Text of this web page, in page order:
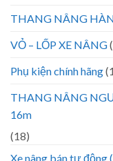
THANG NÂNG
VỎ – LỐP XE NÂNG
Phụ kiện chính hãng
THANG NÂNG
16m
(18)
Xe nâng bán tự động